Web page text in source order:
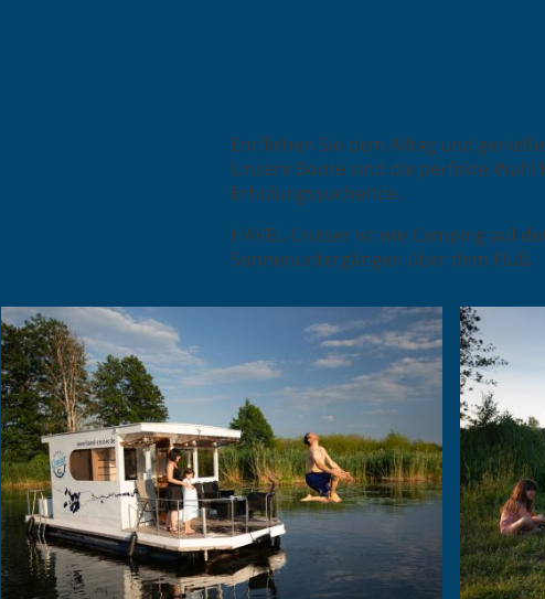
Entfliehen Sie dem Alltag und
Unsere Boote sind die perfekte
Erholungssuchende.
HAVEL-Cruiser ist wie Camping auf
Sonnenuntergängen über dem Fluß.